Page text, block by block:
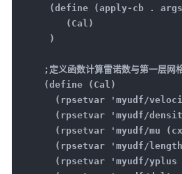
(define (apply-cb .
(Cal)
)
;定义函数计算雷诺数与第一层网
(define (Cal)
(rpsetvar 'myudf/velocity
(rpsetvar 'myudf/density
(rpsetvar 'myudf/mu (cx-
(rpsetvar 'myudf/length
(rpsetvar 'myudf/yplus